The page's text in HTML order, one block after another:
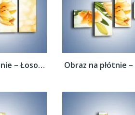
Obraz na płótnie – Łososiowe pachnące...